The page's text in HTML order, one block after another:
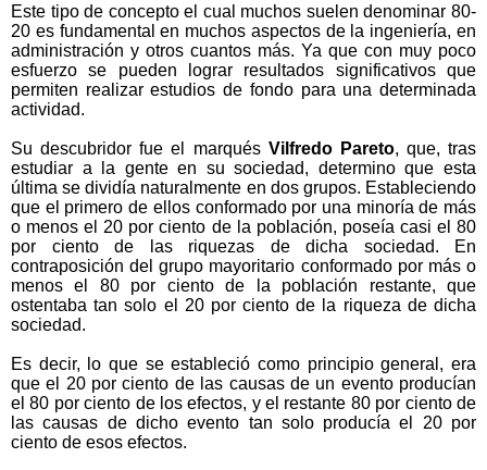
Este tipo de concepto el cual muchos suelen denominar 80-
20 es fundamental en muchos aspectos de la ingeniería, en
administración y otros cuantos más. Ya que con muy poco
esfuerzo se pueden lograr resultados significativos que
permiten realizar estudios de fondo para una determinada
actividad.
Su descubridor fue el marqués Vilfredo Pareto, que, tras
estudiar a la gente en su sociedad, determino que esta
última se dividía naturalmente en dos grupos. Estableciendo
que el primero de ellos conformado por una minoría de más
o menos el 20 por ciento de la población, poseía casi el 80
por ciento de las riquezas de dicha sociedad. En
contraposición del grupo mayoritario conformado por más o
menos el 80 por ciento de la población restante, que
ostentaba tan solo el 20 por ciento de la riqueza de dicha
sociedad.
Es decir, lo que se estableció como principio general, era
que el 20 por ciento de las causas de un evento producían
el 80 por ciento de los efectos, y el restante 80 por ciento de
las causas de dicho evento tan solo producía el 20 por
ciento de esos efectos.